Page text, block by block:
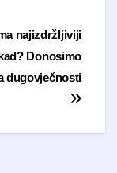
najizdržljiviji
Donosimo
dugovječnosti